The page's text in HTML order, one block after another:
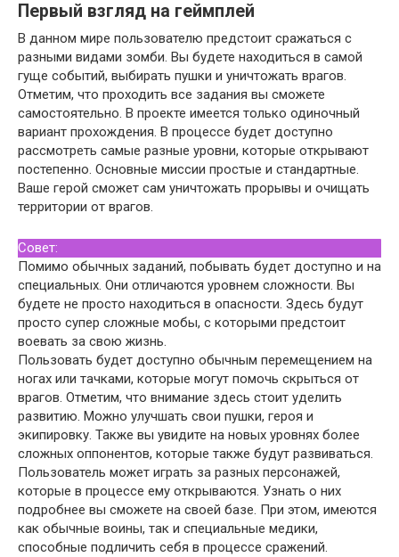
Первый взгляд на геймплей
В данном мире пользователю предстоит сражаться с
разными видами зомби. Вы будете находиться в самой
гуще событий, выбирать пушки и уничтожать врагов.
Отметим, что проходить все задания вы сможете
самостоятельно. В проекте имеется только одиночный
вариант прохождения. В процессе будет доступно
рассмотреть самые разные уровни, которые открывают
постепенно. Основные миссии простые и стандартные.
Ваше герой сможет сам уничтожать прорывы и очищать
территории от врагов.
Совет:
Помимо обычных заданий, побывать будет доступно и на
специальных. Они отличаются уровнем сложности. Вы
будете не просто находиться в опасности. Здесь будут
просто супер сложные мобы, с которыми предстоит
воевать за свою жизнь.
Пользовать будет доступно обычным перемещением на
ногах или тачками, которые могут помочь скрыться от
врагов. Отметим, что внимание здесь стоит уделить
развитию. Можно улучшать свои пушки, героя и
экипировку. Также вы увидите на новых уровнях более
сложных оппонентов, которые также будут развиваться.
Пользователь может играть за разных персонажей,
которые в процессе ему открываются. Узнать о них
подробнее вы сможете на своей базе. При этом, имеются
как обычные воины, так и специальные медики,
способные подличить себя в процессе сражений.